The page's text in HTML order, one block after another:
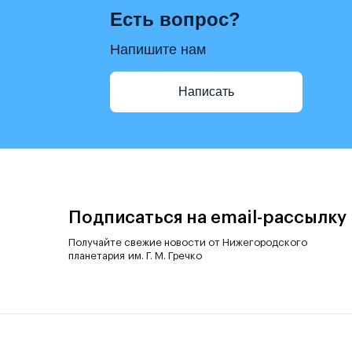
Есть вопрос?
Напишите нам
Написать
Подписаться на email-рассылку
Получайте свежие новости от Нижегородского
планетария им. Г. М. Гречко